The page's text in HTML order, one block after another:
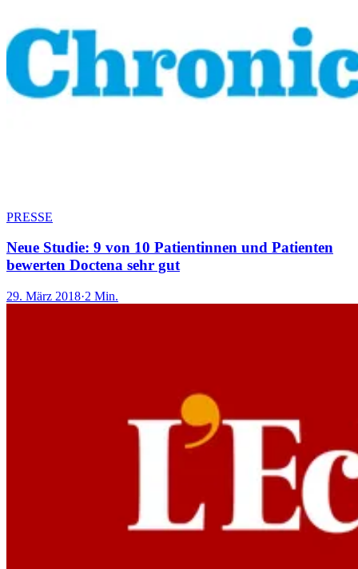
PRESSE
Neue Studie: 9 von 10 Patientinnen und Patienten
bewerten Doctena sehr gut
29. März 2018·2 Min.